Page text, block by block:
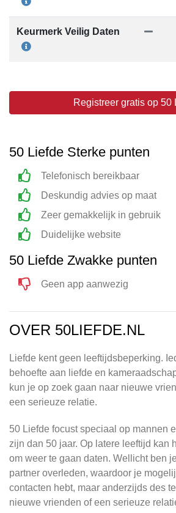
Keurmerk Veilig Daten
Registreer gratis op 50
50 Liefde Sterke punten
Telefonisch bereikbaar
Deskundig advies op maat
Zeer gemakkelijk in gebruik
Duidelijke website
50 Liefde Zwakke punten
Geen app aanwezig
OVER 50LIEFDE.NL
Liefde kent geen leeftijdsbeperking.
behoefte aan liefde en
kun je op zoek gaan naar nieuwe
een serieuze relatie.
50 Liefde focust speciaal op mannen
zijn dan 50 jaar. Op latere leeftijd kan
om weer te gaan daten. Wellicht ben
partner overleden, waardoor je
contacten hebt, maar anderzijds des
nieuwe vrienden of een serieuze